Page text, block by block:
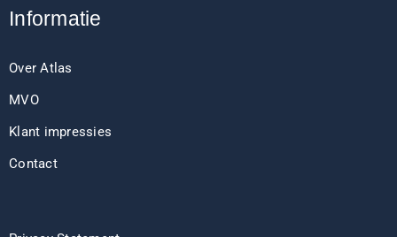
Informatie
Over Atlas
MVO
Klant impressies
Contact